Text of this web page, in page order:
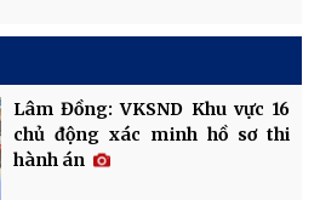
Lâm Đồng: VKSND Khu vực 16
chủ động xác minh hồ sơ thi
hành án